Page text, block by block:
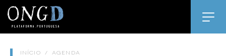
INÍCIO / AGENDA